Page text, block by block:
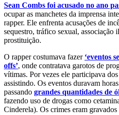
Sean Combs foi acusado no ano
ocupar as manchetes da imprensa
rapper. Ele enfrenta acusações de
sequestro, tráfico sexual, associação
prostituição.
O rapper costumava fazer ‘eventos
offs’, onde contratava garotos de
vítimas. Por vezes ele participava
assistindo. Os eventos duravam
passando grandes quantidades de
fazendo uso de drogas como
Cinderela). Os crimes eram